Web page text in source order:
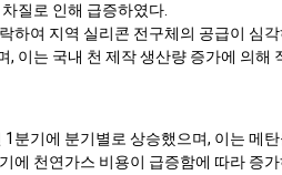
질로 인해 급증하였다.
하여 지역 실리콘 전구체의 공급이 심
이는 국내 천 제작 생산량 증가에 의해
분기에 분기별로 상승했으며, 이는 메
에 천연가스 비용이 급증함에 따라 증가